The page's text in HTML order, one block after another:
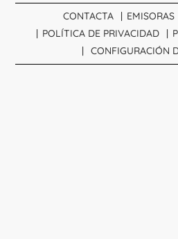
CONTACTA EMISORAS
POLÍTICA DE PRIVACIDAD
CONFIGURACIÓN